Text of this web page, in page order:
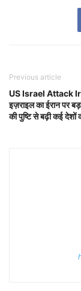
Previous article
US Israel Attack
इज़राइल का ईरान पर
की पुष्टि से बढ़ी कई देशों